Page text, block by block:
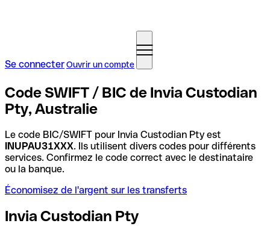
Se connecterOuvrir un compte
Code SWIFT / BIC de Invia Custodian
Pty, Australie
Le code BIC/SWIFT pour Invia Custodian Pty est
INUPAU31XXX. Ils utilisent divers codes pour différents
services. Confirmez le code correct avec le destinataire
ou la banque.
Économisez de l'argent sur les transferts
Invia Custodian Pty